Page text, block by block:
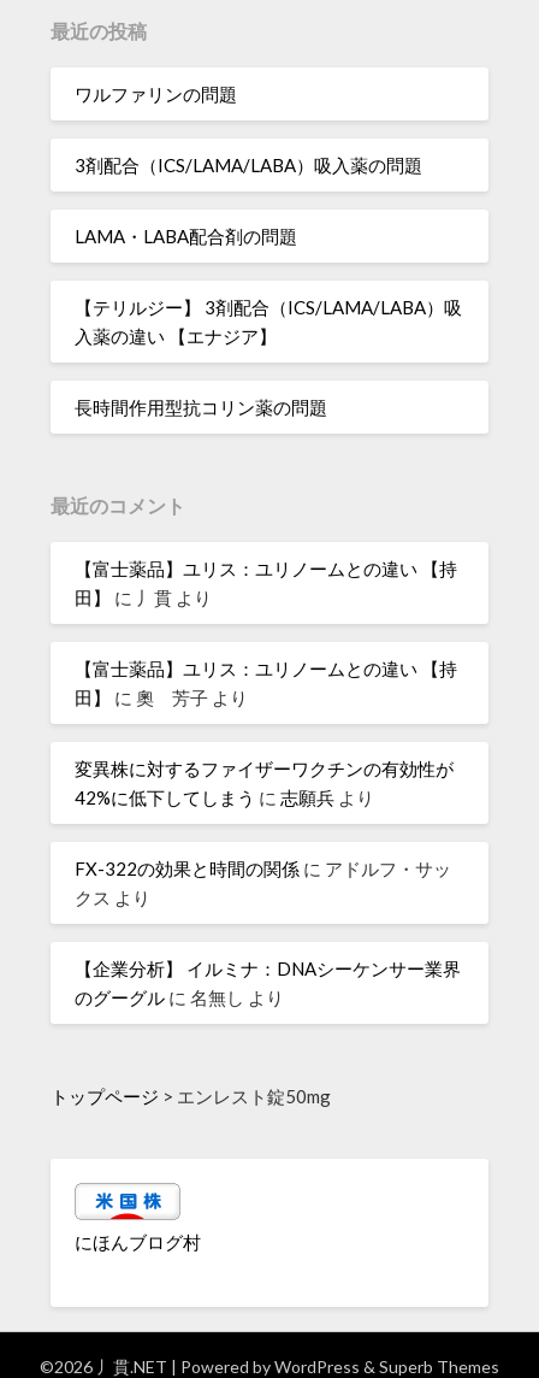
最近の投稿
ワルファリンの問題
3剤配合（ICS/LAMA/LABA）吸入薬の問題
LAMA・LABA配合剤の問題
【テリルジー】 3剤配合（ICS/LAMA/LABA）吸
入薬の違い 【エナジア】
長時間作用型抗コリン薬の問題
最近のコメント
【富士薬品】ユリス：ユリノームとの違い 【持
田】
に 丿貫 より
【富士薬品】ユリス：ユリノームとの違い 【持
田】
に奧 芳子 より
変異株に対するファイザーワクチンの有効性が
42%に低下してしまう に志願兵 より
FX-322の効果と時間の関係 に アドルフ・サッ
クス より
【企業分析】 イルミナ：DNAシーケンサー業界
のグーグル に名無し より
トップページ > エンレスト錠50mg
にほんブログ村
©2026 丿貫.NET | Powered byWordPress & Superb Themes